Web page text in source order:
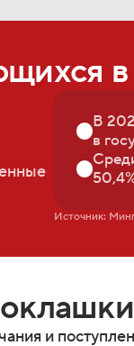
В
в
Источник:
и